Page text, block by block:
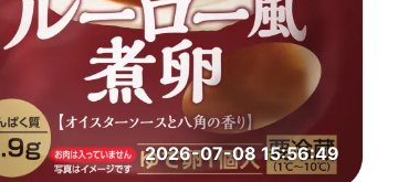
2026-07-08 15:56:49